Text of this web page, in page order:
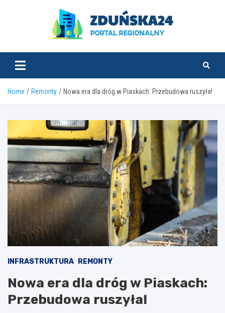
zdunska24.pl
Home Remonty Nowa era dla dróg w Piaskach: Przebudowa ruszyła!
INFRASTRUKTURA REMONTY
Nowa era dla dróg w Piaskach:
Przebudowa ruszyła!